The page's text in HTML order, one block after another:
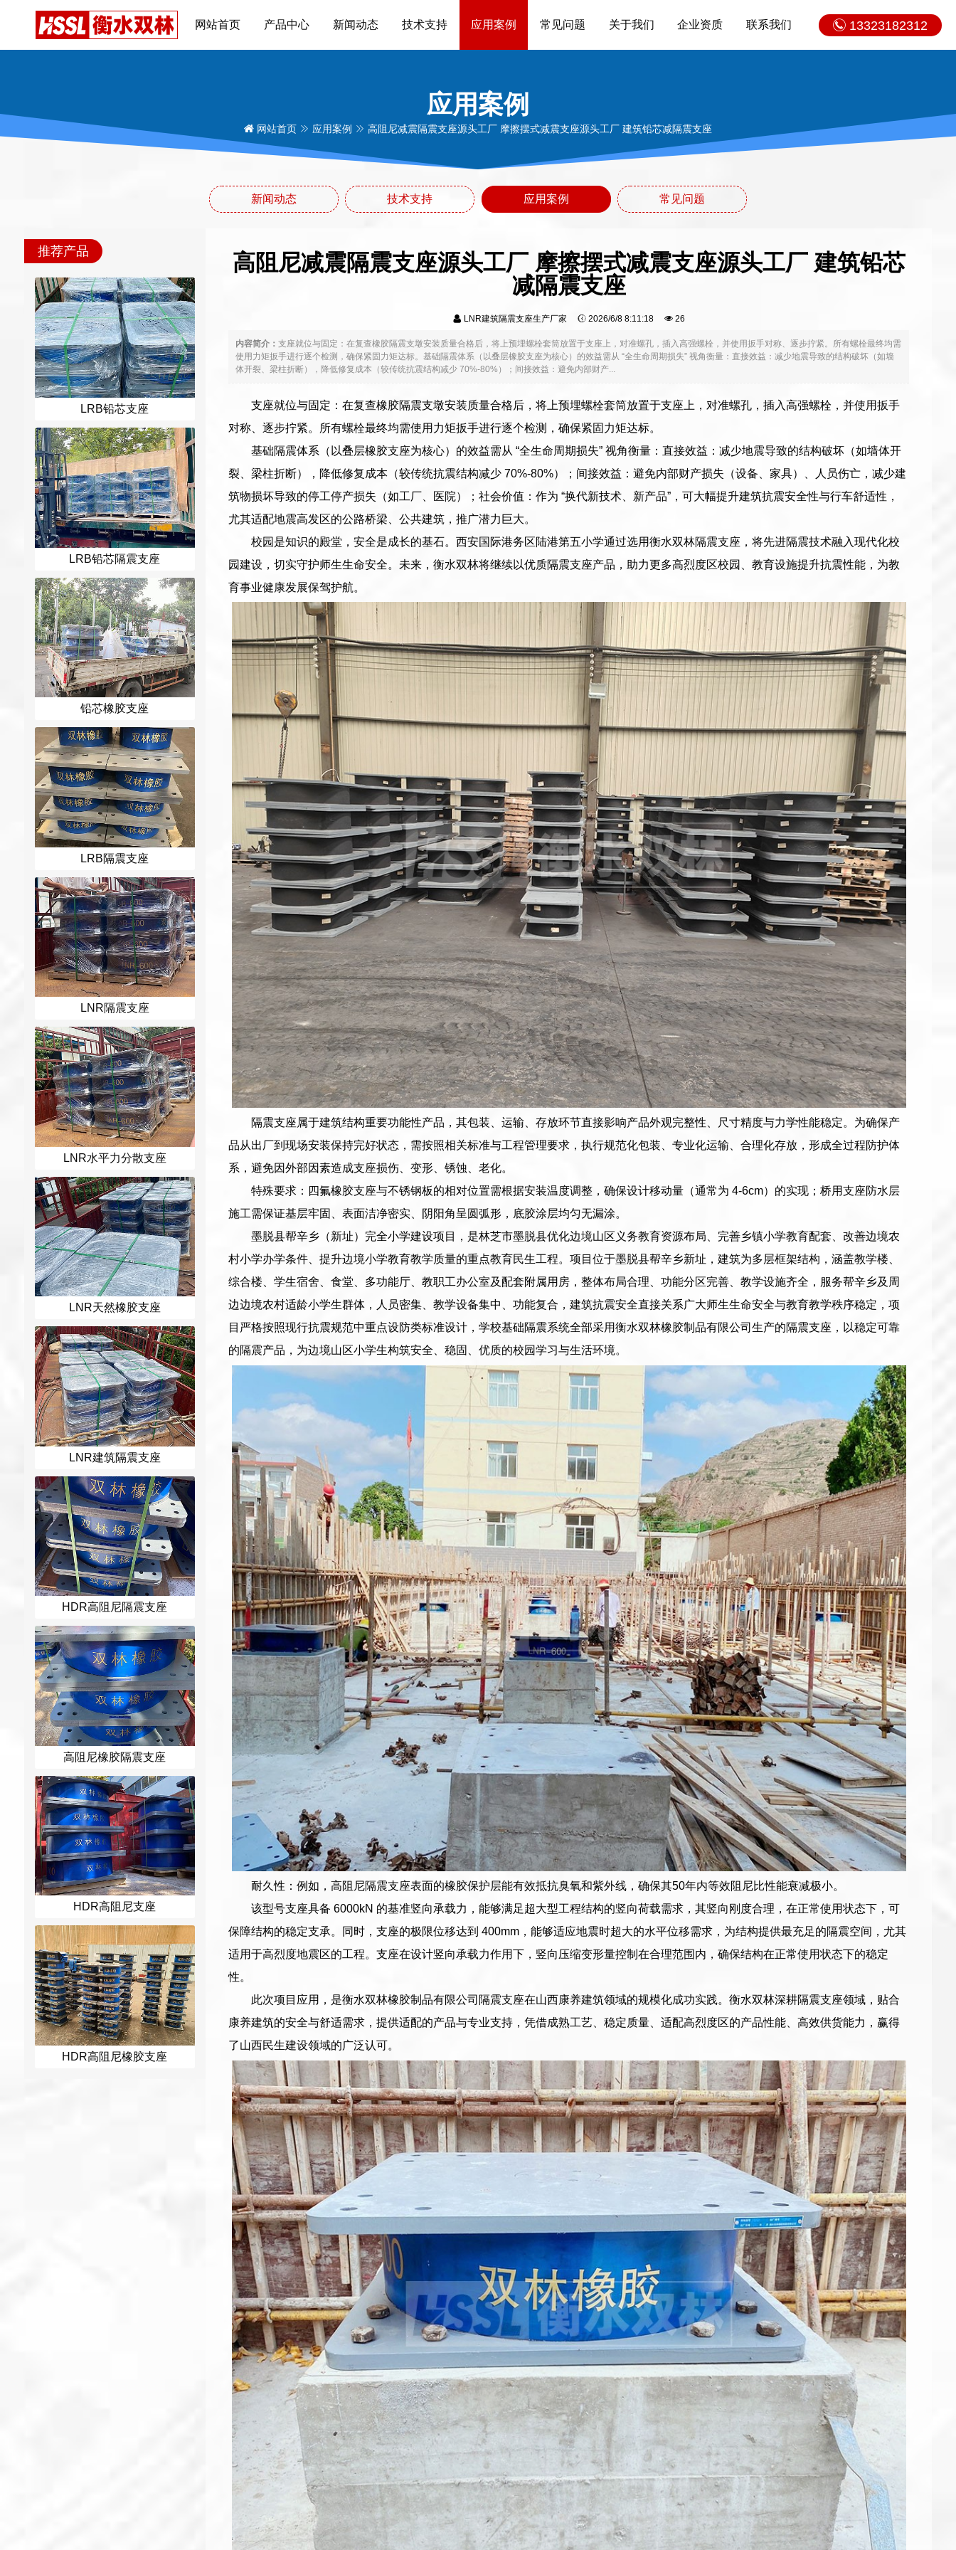
13323182312
网站首页 产品中心 新闻动态 技术支持 应用案例 常见问题 关于我们 企业资质 联系我们
应用案例
网站首页 应用案例 高阻尼减震隔震支座源头工厂 摩擦摆式减震支座源头工厂 建筑铅芯减隔震支座
新闻动态 技术支持 应用案例 常见问题
推荐产品
LRB铅芯支座
LRB铅芯隔震支座
铅芯橡胶支座
LRB隔震支座
LNR隔震支座
LNR水平力分散支座
LNR天然橡胶支座
LNR建筑隔震支座
HDR高阻尼隔震支座
高阻尼橡胶隔震支座
HDR高阻尼支座
HDR高阻尼橡胶支座
高阻尼减震隔震支座源头工厂 摩擦摆式减震支座源头工厂 建筑铅芯
减隔震支座
LNR建筑隔震支座生产厂家 2026/6/8 8:11:18 26
内容简介： 支座就位与固定：在复查橡胶隔震支墩安装质量合格后，将上预埋螺栓套筒放置于支座上，对准螺孔，插入高强螺栓，并使用扳手对称、逐步拧紧。所有螺栓最终均需
使用力矩扳手进行逐个检测，确保紧固力矩达标。基础隔震体系（以叠层橡胶支座为核心）的效益需从 “全生命周期损失” 视角衡量：直接效益：减少地震导致的结构破坏（如墙
体开裂、梁柱折断），降低修复成本（较传统抗震结构减少 70%-80%）；间接效益：避免内部财产...
支座就位与固定：在复查橡胶隔震支墩安装质量合格后，将上预埋螺栓套筒放置于支座上，对准螺孔，插入高强螺栓，并使用扳手
对称、逐步拧紧。所有螺栓最终均需使用力矩扳手进行逐个检测，确保紧固力矩达标。
基础隔震体系（以叠层橡胶支座为核心）的效益需从 “全生命周期损失” 视角衡量：直接效益：减少地震导致的结构破坏（如墙体开
裂、梁柱折断），降低修复成本（较传统抗震结构减少 70%-80%）；间接效益：避免内部财产损失（设备、家具）、人员伤亡，减少建
筑物损坏导致的停工停产损失（如工厂、医院）；社会价值：作为 “换代新技术、新产品”，可大幅提升建筑抗震安全性与行车舒适性，
尤其适配地震高发区的公路桥梁、公共建筑，推广潜力巨大。
校园是知识的殿堂，安全是成长的基石。西安国际港务区陆港第五小学通过选用衡水双林隔震支座，将先进隔震技术融入现代化校
园建设，切实守护师生生命安全。未来，衡水双林将继续以优质隔震支座产品，助力更多高烈度区校园、教育设施提升抗震性能，为教
育事业健康发展保驾护航。
隔震支座属于建筑结构重要功能性产品，其包装、运输、存放环节直接影响产品外观完整性、尺寸精度与力学性能稳定。为确保产
品从出厂到现场安装保持完好状态，需按照相关标准与工程管理要求，执行规范化包装、专业化运输、合理化存放，形成全过程防护体
系，避免因外部因素造成支座损伤、变形、锈蚀、老化。
特殊要求：四氟橡胶支座与不锈钢板的相对位置需根据安装温度调整，确保设计移动量（通常为 4-6cm）的实现；桥用支座防水层
施工需保证基层牢固、表面洁净密实、阴阳角呈圆弧形，底胶涂层均匀无漏涂。
墨脱县帮辛乡（新址）完全小学建设项目，是林芝市墨脱县优化边境山区义务教育资源布局、完善乡镇小学教育配套、改善边境农
村小学办学条件、提升边境小学教育教学质量的重点教育民生工程。项目位于墨脱县帮辛乡新址，建筑为多层框架结构，涵盖教学楼、
综合楼、学生宿舍、食堂、多功能厅、教职工办公室及配套附属用房，整体布局合理、功能分区完善、教学设施齐全，服务帮辛乡及周
边边境农村适龄小学生群体，人员密集、教学设备集中、功能复合，建筑抗震安全直接关系广大师生生命安全与教育教学秩序稳定，项
目严格按照现行抗震规范中重点设防类标准设计，学校基础隔震系统全部采用衡水双林橡胶制品有限公司生产的隔震支座，以稳定可靠
的隔震产品，为边境山区小学生构筑安全、稳固、优质的校园学习与生活环境。
耐久性：例如，高阻尼隔震支座表面的橡胶保护层能有效抵抗臭氧和紫外线，确保其50年内等效阻尼比性能衰减极小。
该型号支座具备 6000kN 的基准竖向承载力，能够满足超大型工程结构的竖向荷载需求，其竖向刚度合理，在正常使用状态下，可
保障结构的稳定支承。同时，支座的极限位移达到 400mm，能够适应地震时超大的水平位移需求，为结构提供最充足的隔震空间，尤其
适用于高烈度地震区的工程。支座在设计竖向承载力作用下，竖向压缩变形量控制在合理范围内，确保结构在正常使用状态下的稳定
性。
此次项目应用，是衡水双林橡胶制品有限公司隔震支座在山西康养建筑领域的规模化成功实践。衡水双林深耕隔震支座领域，贴合
康养建筑的安全与舒适需求，提供适配的产品与专业支持，凭借成熟工艺、稳定质量、适配高烈度区的产品性能、高效供货能力，赢得
了山西民生建设领域的广泛认可。